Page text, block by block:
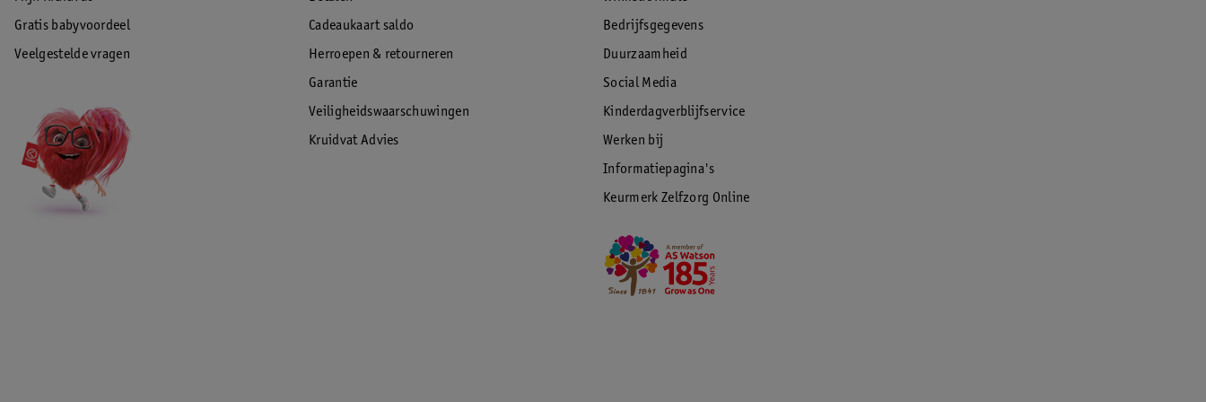
Gratis babyvoordeel
Veelgestelde vragen
Cadeaukaart saldo
Herroepen & retourneren
Garantie
Veiligheidswaarschuwingen
Kruidvat Advies
Bedrijfsgegevens
Duurzaamheid
Social Media
Kinderdagverblijfservice
Werken bij
Informatiepagina's
Keurmerk Zelfzorg Online